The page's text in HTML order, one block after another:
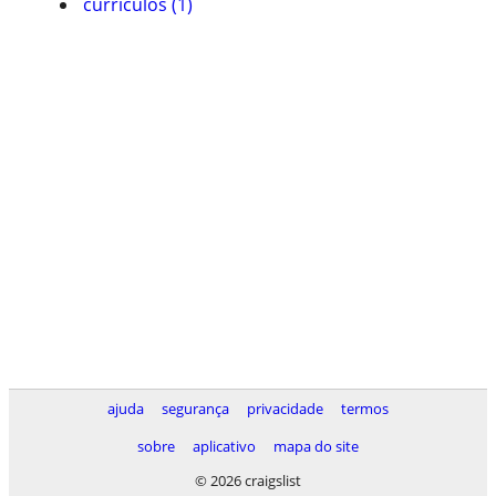
ajuda segurança privacidade
termos
sobre
aplicativo
mapa do site
© 2026 craigslist